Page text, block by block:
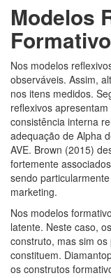
Modelos
Nos modelos
observáveis. Assim,
nos itens medidos.
reflexivos
consistência interna
adequação de Alpha
AVE. Brown (2015)
fortemente
sendo
marketing.
Nos modelos
latente. Neste caso,
construto, mas sim
constituem.
os construtos